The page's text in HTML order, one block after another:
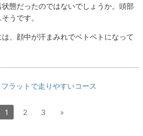
態だったのではないでしょうか。頭部
うです。
、顔中が汗まみれでベトベトになって
フラットで走りやすいコース
1 2 3 »